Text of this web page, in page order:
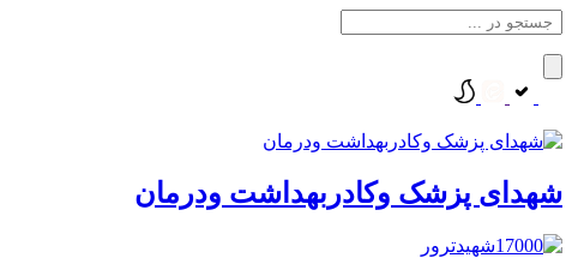
شهدای پزشک وکادربهداشت ودرمان